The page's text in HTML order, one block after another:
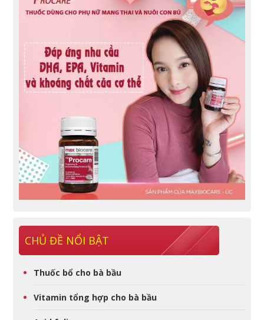
CHỦ ĐỀ NỔI BẬT
Thuốc bổ cho bà bầu
Vitamin tổng hợp cho bà bầu